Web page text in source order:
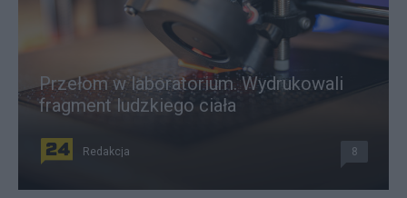
Przełom w laboratorium. Wydrukowali
fragment ludzkiego ciała
Redakcja 8